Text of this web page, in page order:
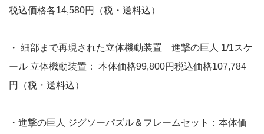
税込価格各14,580円（税・送料込）
・ 細部まで再現された立体機動装置 進撃の巨人 1/1スケ
ール 立体機動装置： 本体価格99,800円税込価格107,784
円（税・送料込）
・進撃の巨人 ジグソーパズル＆フレームセット：本体価